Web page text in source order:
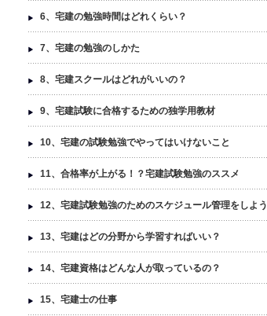
6、宅建の勉強時間はどれくらい？
7、宅建の勉強のしかた
8、宅建スクールはどれがいいの？
9、宅建試験に合格するための独学用教材
10、宅建の試験勉強でやってはいけないこと
11、合格率が上がる！？宅建試験勉強のススメ
12、宅建試験勉強のためのスケジュール管理をしよう
13、宅建はどの分野から学習すればいい？
14、宅建資格はどんな人が取っているの？
15、宅建士の仕事